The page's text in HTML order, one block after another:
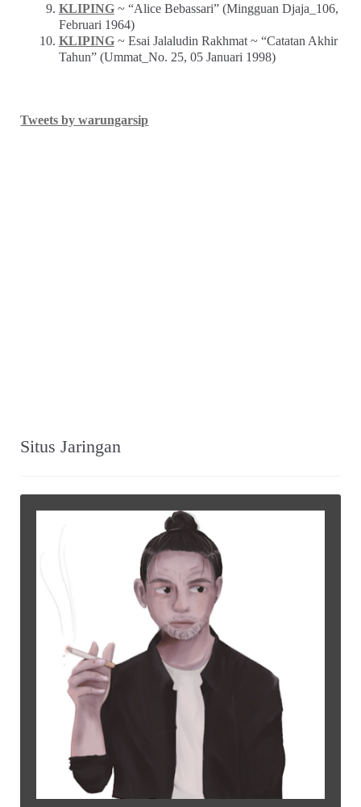
KLIPING~ “Alice Bebassari” (Mingguan Djaja_106,
Februari 1964)
KLIPING~ Esai Jalaludin Rakhmat ~ “Catatan Akhir
Tahun” (Ummat_No. 25, 05 Januari 1998)
Tweets by warungarsip
Situs Jaringan